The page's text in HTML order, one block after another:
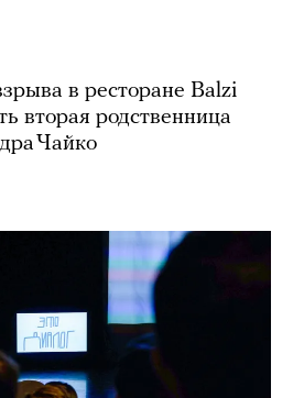
в ресторане Balzi
вторая родственница
Чайко